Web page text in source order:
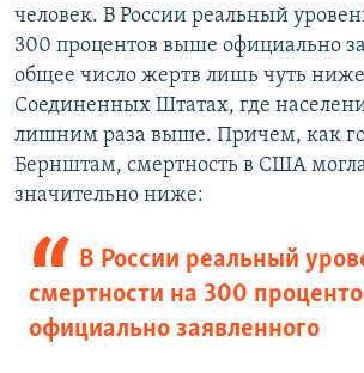
человек. В России реальный
300 процентов выше официально
общее число жертв лишь чуть
Соединенных Штатах, где
лишним раза выше. Причем, как
Бернштам, смертность в США
значительно ниже:
В России реальный
смертности на 300
официально заявленного